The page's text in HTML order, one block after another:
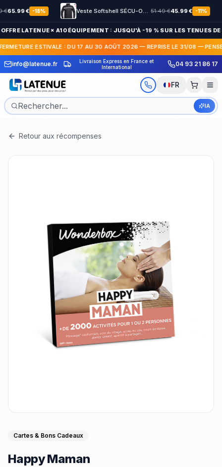
€ -18 % Veste Softshell SÉCU-ONE HV-TAPE Sécurité Privée noir 51.49€45.99€ -11 %
OFFRE LATENUE × A10 ÉQUIPEMENT : JUSQU'À -19 % SUR LES TENUES
ESTIVALE : DU 17 AU 30 AOÛT 2026 — REPRISE LE 31/08 —
info@latenue.fr
Livraison Express en France et
International
Paiement en 3x /
04 93 21 86 17
FR
IA
Retour aux récompenses
Cartes & Bons Cadeaux
Happy Maman